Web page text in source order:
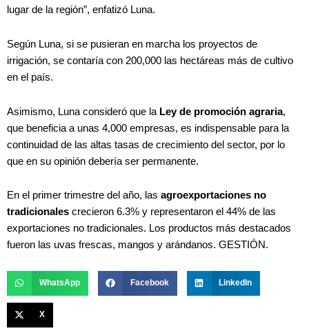
lugar de la región”, enfatizó Luna.
Según Luna, si se pusieran en marcha los proyectos de
irrigación, se contaría con 200,000 las hectáreas más de cultivo
en el país.
Asimismo, Luna consideró que la Ley de promoción agraria,
que beneficia a unas 4,000 empresas, es indispensable para la
continuidad de las altas tasas de crecimiento del sector, por lo
que en su opinión debería ser permanente.
En el primer trimestre del año, las agroexportaciones no
tradicionales crecieron 6.3% y representaron el 44% de las
exportaciones no tradicionales. Los productos más destacados
fueron las uvas frescas, mangos y arándanos. GESTIÓN.
WhatsApp Facebook LinkedIn
X